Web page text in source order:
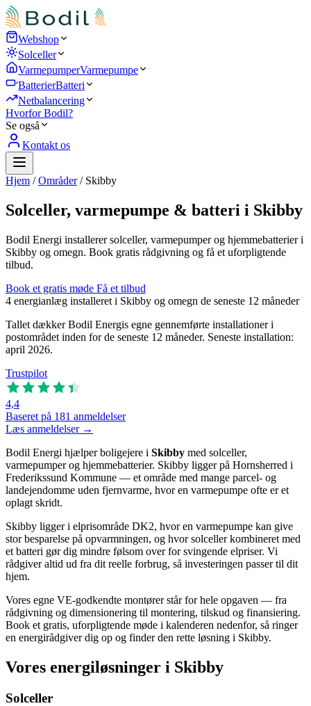
Webshop
Solceller
VarmepumperVarmepumpe
BatterierBatteri
Netbalancering
Hvorfor Bodil?
Se også
Kontakt os
Hjem / Områder / Skibby
Solceller, varmepumpe & batteri i Skibby
Bodil Energi installerer solceller, varmepumper og hjemmebatterier i
Skibby og omegn. Book gratis rådgivning og få et uforpligtende
tilbud.
Book et gratis møde Få et tilbud
4 energianlæg installeret i Skibby og omegn de seneste 12 måneder
Tallet dækker Bodil Energis egne gennemførte installationer i
postområdet inden for de seneste 12 måneder. Seneste installation:
april 2026.
Trustpilot
4,4
Baseret på 181 anmeldelser
Læs anmeldelser →
Bodil Energi hjælper boligejere i Skibby med solceller,
varmepumper og hjemmebatterier. Skibby ligger på Hornsherred i
Frederikssund Kommune — et område med mange parcel- og
landejendomme uden fjernvarme, hvor en varmepumpe ofte er et
oplagt skridt.
Skibby ligger i elprisområde DK2, hvor en varmepumpe kan give
stor besparelse på opvarmningen, og hvor solceller kombineret med
et batteri gør dig mindre følsom over for svingende elpriser. Vi
rådgiver altid ud fra dit reelle forbrug, så investeringen passer til dit
hjem.
Vores egne VE-godkendte montører står for hele opgaven — fra
rådgivning og dimensionering til montering, tilskud og finansiering.
Book et gratis, uforpligtende møde i kalenderen nedenfor, så ringer
en energirådgiver dig op og finder den rette løsning i Skibby.
Vores energiløsninger i Skibby
Solceller